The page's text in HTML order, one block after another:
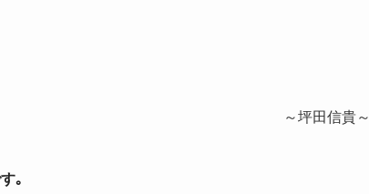
～坪田信貴～
｡